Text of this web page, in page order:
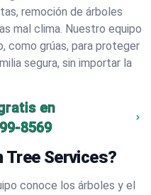
remoción de árboles
mal clima. Nuestro equipo
como grúas, para proteger
segura, sin importar la
en
8569
Tree Services?
conoce los árboles y el